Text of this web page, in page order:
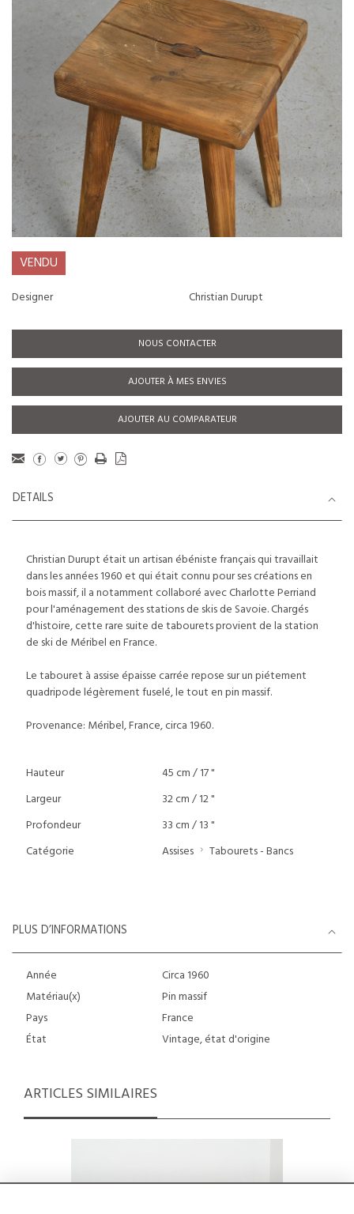
VENDU
Designer Christian Durupt
NOUS CONTACTER
AJOUTER À MES ENVIES
AJOUTER AU COMPARATEUR
DETAILS
Christian Durupt était un artisan ébéniste français qui travaillait
dans les années 1960 et qui était connu pour ses créations en
bois massif, il a notamment collaboré avec Charlotte Perriand
pour l'aménagement des stations de skis de Savoie. Chargés
d'histoire, cette rare suite de tabourets provient de la station
de ski de Méribel en France.
Le tabouret à assise épaisse carrée repose sur un piétement
quadripode légèrement fuselé, le tout en pin massif.
Provenance: Méribel, France, circa 1960.
Hauteur
45 cm / 17 "
Largeur
32 cm / 12 "
Profondeur
33 cm / 13 "
Catégorie
Assises Tabourets - Bancs
PLUS D’INFORMATIONS
Année
Circa 1960
Matériau(x)
Pin massif
Pays
France
État
Vintage, état d'origine
ARTICLES SIMILAIRES